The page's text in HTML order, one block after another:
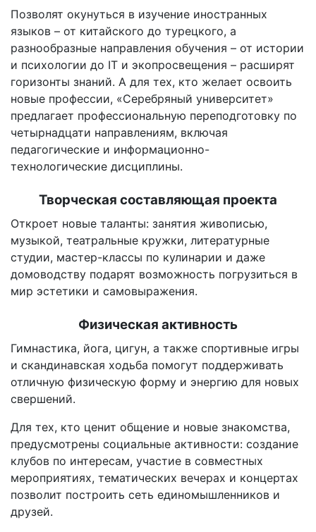
Позволят окунуться в изучение иностранных
языков – от китайского до турецкого, а
разнообразные направления обучения – от истории
и психологии до IT и экопросвещения – расширят
горизонты знаний. А для тех, кто желает освоить
новые профессии, «Серебряный университет»
предлагает профессиональную переподготовку по
четырнадцати направлениям, включая
педагогические и информационно-
технологические дисциплины.
Творческая составляющая проекта
Откроет новые таланты: занятия живописью,
музыкой, театральные кружки, литературные
студии, мастер-классы по кулинарии и даже
домоводству подарят возможность погрузиться в
мир эстетики и самовыражения.
Физическая активность
Гимнастика, йога, цигун, а также спортивные игры
и скандинавская ходьба помогут поддерживать
отличную физическую форму и энергию для новых
свершений.
Для тех, кто ценит общение и новые знакомства,
предусмотрены социальные активности: создание
клубов по интересам, участие в совместных
мероприятиях, тематических вечерах и концертах
позволит построить сеть единомышленников и
друзей.